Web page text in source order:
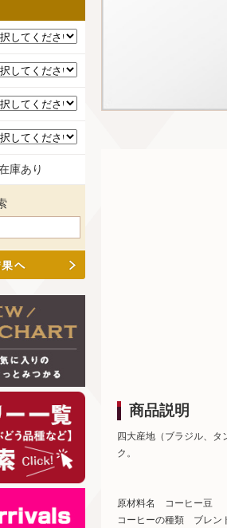
商品説明
四大産地（ブラジル、
ク。
原材料名 コーヒー豆
コーヒーの種類 ブレン
庫あり